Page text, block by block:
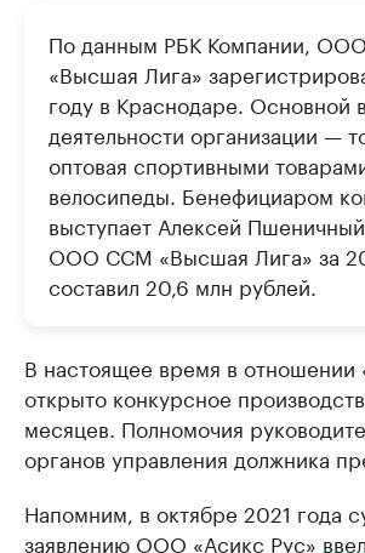
По данным РБК Компании,
«Высшая Лига»
году в Краснодаре. Основной
деятельности организации —
оптовая спортивными
велосипеды. Бенефициаром
выступает Алексей
ООО ССМ «Высшая Лига» за
составил 20,6 млн рублей.
В настоящее время в
открыто конкурсное
месяцев. Полномочия
органов управления должника
Напомним, в октябре 2021 года
заявлению ООО «Асикс Рус» ввел